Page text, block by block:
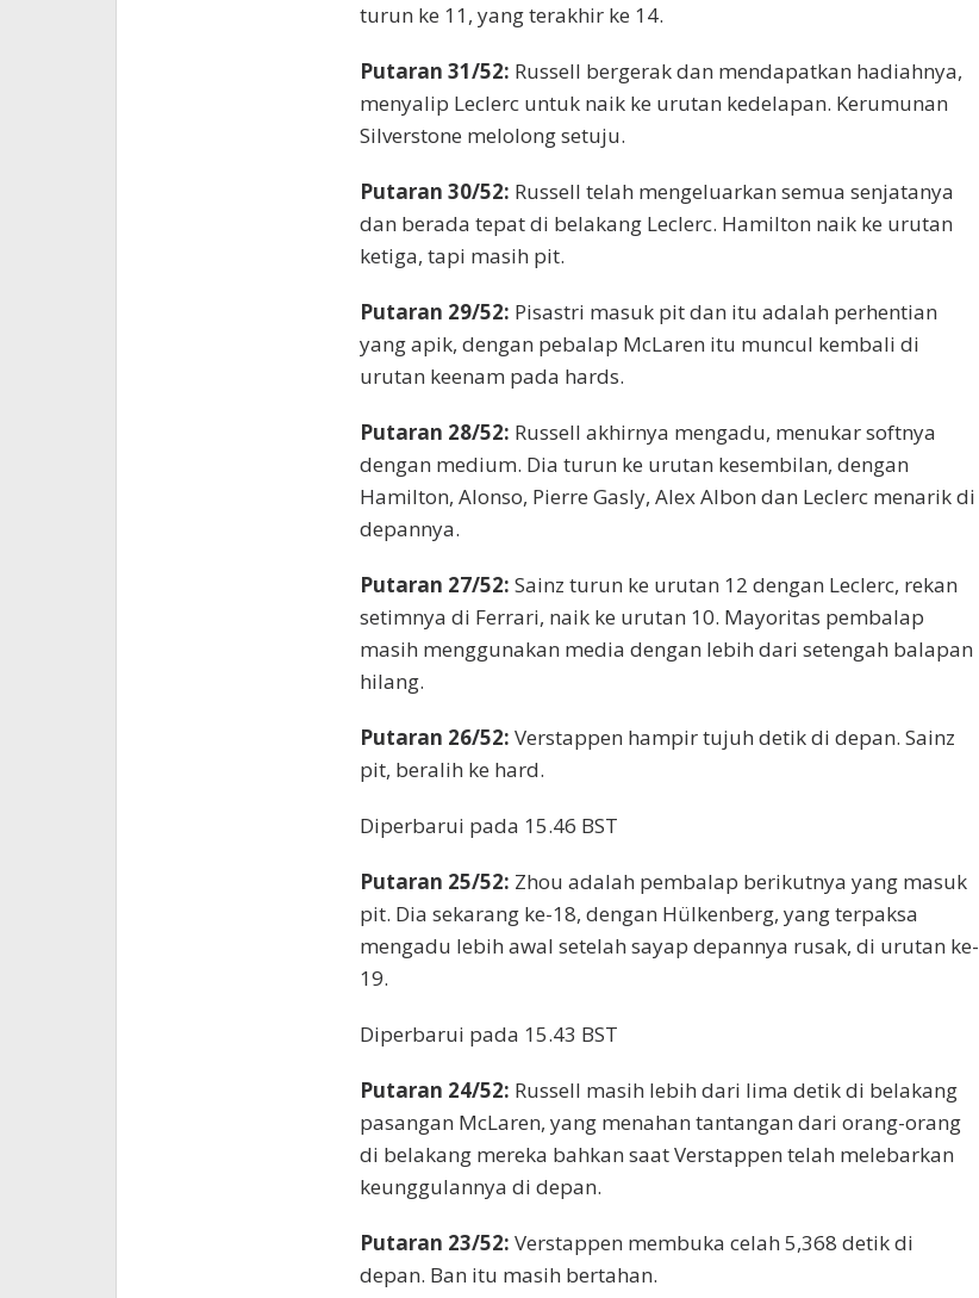
turun ke 11, yang terakhir ke 14.
Putaran 31/52: Russell bergerak dan mendapatkan hadiahnya,
menyalip Leclerc untuk naik ke urutan kedelapan. Kerumunan
Silverstone melolong setuju.
Putaran 30/52: Russell telah mengeluarkan semua senjatanya
dan berada tepat di belakang Leclerc. Hamilton naik ke urutan
ketiga, tapi masih pit.
Putaran 29/52: Pisastri masuk pit dan itu adalah perhentian
yang apik, dengan pebalap McLaren itu muncul kembali di
urutan keenam pada hards.
Putaran 28/52: Russell akhirnya mengadu, menukar softnya
dengan medium. Dia turun ke urutan kesembilan, dengan
Hamilton, Alonso, Pierre Gasly, Alex Albon dan Leclerc menarik di
depannya.
Putaran 27/52: Sainz turun ke urutan 12 dengan Leclerc, rekan
setimnya di Ferrari, naik ke urutan 10. Mayoritas pembalap
masih menggunakan media dengan lebih dari setengah balapan
hilang.
Putaran 26/52: Verstappen hampir tujuh detik di depan. Sainz
pit, beralih ke hard.
Diperbarui pada 15.46 BST
Putaran 25/52: Zhou adalah pembalap berikutnya yang masuk
pit. Dia sekarang ke-18, dengan Hülkenberg, yang terpaksa
mengadu lebih awal setelah sayap depannya rusak, di urutan ke-
19.
Diperbarui pada 15.43 BST
Putaran 24/52: Russell masih lebih dari lima detik di belakang
pasangan McLaren, yang menahan tantangan dari orang-orang
di belakang mereka bahkan saat Verstappen telah melebarkan
keunggulannya di depan.
Putaran 23/52: Verstappen membuka celah 5,368 detik di
depan. Ban itu masih bertahan.